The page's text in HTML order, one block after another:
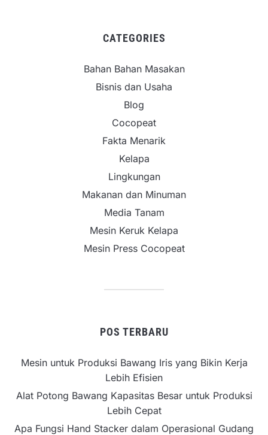
CATEGORIES
Bahan Bahan Masakan
Bisnis dan Usaha
Blog
Cocopeat
Fakta Menarik
Kelapa
Lingkungan
Makanan dan Minuman
Media Tanam
Mesin Keruk Kelapa
Mesin Press Cocopeat
POS TERBARU
Mesin untuk Produksi Bawang Iris yang Bikin Kerja
Lebih Efisien
Alat Potong Bawang Kapasitas Besar untuk Produksi
Lebih Cepat
Apa Fungsi Hand Stacker dalam Operasional Gudang